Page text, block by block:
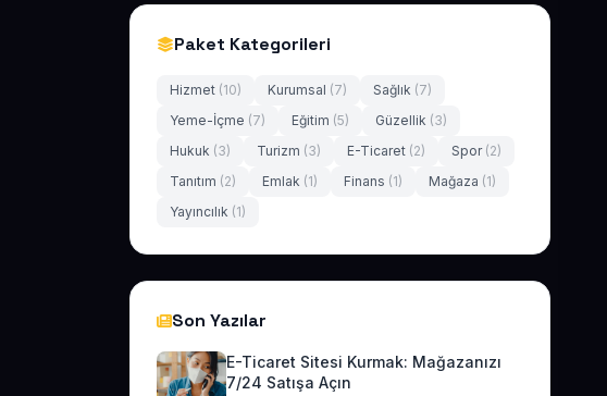
Paket Kategorileri
Hizmet (10) Kurumsal (7) Sağlık (7)
Yeme-İçme (7) Eğitim (5) Güzellik (3)
Hukuk (3) Turizm (3) E-Ticaret (2) Spor (2)
Tanıtım (2) Emlak (1) Finans (1) Mağaza (1)
Yayıncılık (1)
Son Yazılar
E-Ticaret Sitesi Kurmak: Mağazanızı
7/24 Satışa Açın